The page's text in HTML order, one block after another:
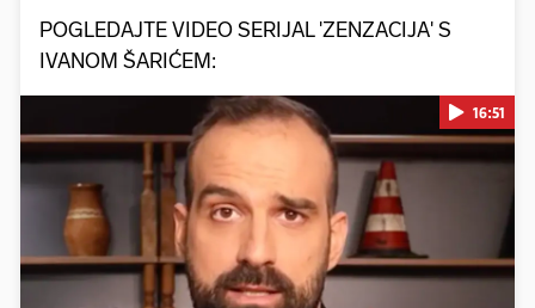
POGLEDAJTE VIDEO SERIJAL 'ZENZACIJA' S
IVANOM ŠARIĆEM:
Pokretanje videa...
16:51